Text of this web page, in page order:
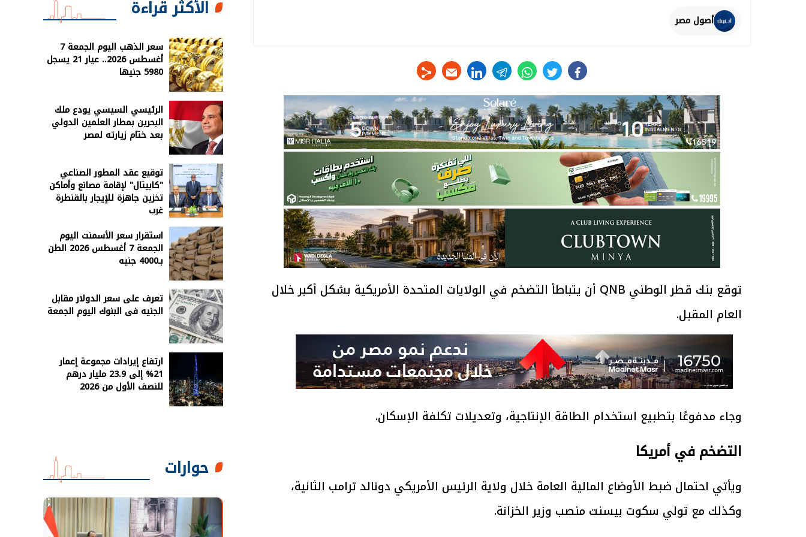
أصول مصر
facebook
twitter
whats
telegram
linkedin
توقع بنك قطر الوطني QNB أن يتباطأ التضخم في الولايات المتحدة الأمريكية بشكل أكبر خلال
العام المقبل.
وجاء مدفوعًا بتطبيع استخدام الطاقة الإنتاجية، وتعديلات تكلفة الإسكان.
التضخم في أمريكا
ويأتي احتمال ضبط الأوضاع المالية العامة خلال ولاية الرئيس الأمريكي دونالد ترامب الثانية،
وكذلك مع تولي سكوت بيسنت منصب وزير الخزانة.
الأكثر قراءة
سعر الذهب اليوم الجمعة 7
أغسطس 2026.. عيار 21 يسجل
5980 جنيها
الرئيسي السيسي يودع ملك
البحرين بمطار العلمين الدولي
بعد ختام زيارته لمصر
توقيع عقد المطور الصناعي
"كابيتال" لإقامة مصانع وأماكن
تخزين جاهزة للإيجار بالقنطرة
غرب
استقرار سعر الأسمنت اليوم
الجمعة 7 أغسطس 2026 الطن
بـ4000 جنيه
تعرف على سعر الدولار مقابل
الجنيه فى البنوك اليوم الجمعة
ارتفاع إيرادات مجموعة إعمار
21% إلى 23.9 مليار درهم
للنصف الأول من 2026
حوارات